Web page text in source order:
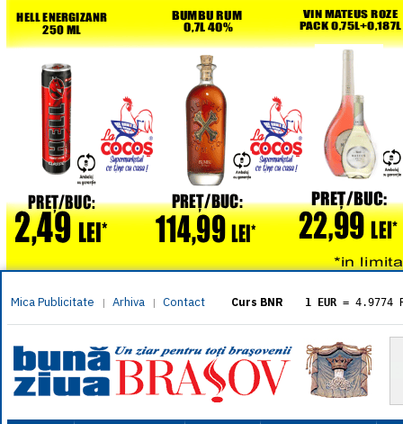
Mica Publicitate | Arhiva | Contact Curs BNR 1 EUR = 4.9774
= 5.8304
1 XAU= 464.4611
1 AED= 1.1933
1 AUD= 2.7957
1 BGN= 2.5449